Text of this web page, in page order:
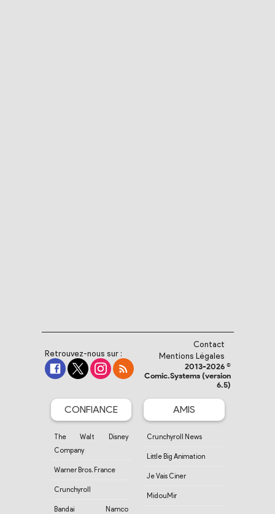
Retrouvez-nous sur :
Contact
Mentions Légales
2013-2026 ©
Comic.Systems (version
6.5)
CONFIANCE
The Walt Disney
Company
Warner Bros. France
Crunchyroll
Bandai Namco
AMIS
Crunchyroll News
Little Big Animation
Je Vais Ciner
MidouMir